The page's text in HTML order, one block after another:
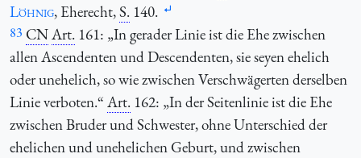
Löhnig, Eherecht,S. 140.
83 CNArt. 161: „In gerader Linie ist die Ehe zwischen
allen Ascendenten und Descendenten, sie seyen ehelich
oder unehelich, so wie zwischen Verschwägerten derselben
Linie verboten.“ Art. 162: „In der Seitenlinie ist die Ehe
zwischen Bruder und Schwester, ohne Unterschied der
ehelichen und unehelichen Geburt, und zwischen